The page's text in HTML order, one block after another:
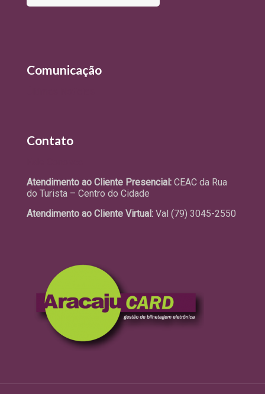
Comunicação
Contato
Atendimento ao Cliente Presencial: CEAC da Rua
do Turista – Centro do Cidade
Atendimento ao Cliente Virtual: Val (79) 3045-2550